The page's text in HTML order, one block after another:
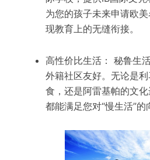
为您的孩子未来申请欧
现教育上的无缝衔接。
高性价比生活： 秘鲁生
外籍社区友好。无论是
食，还是阿雷基帕的文
都能满足您对“慢生活”的